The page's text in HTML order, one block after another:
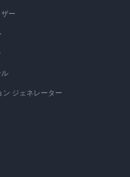
ー
ン ジェネレーター